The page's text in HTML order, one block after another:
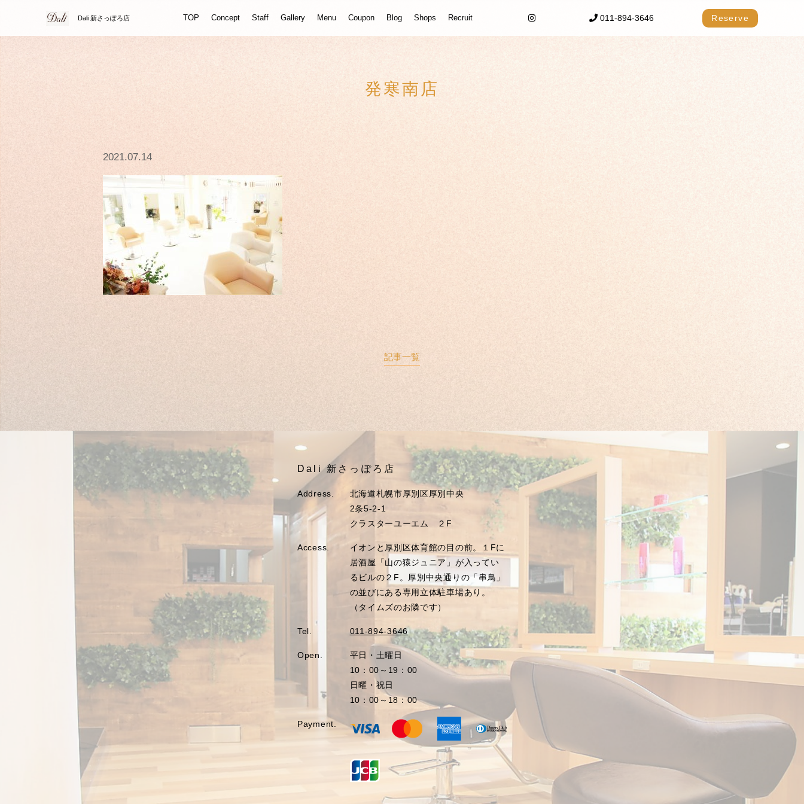
Dali 新さっぽろ店 TOP Concept Staff Gallery Menu Coupon Blog Shops Recruit 011-894-3646 Reserve
発寒南店
2021.07.14
記事一覧
Dali 新さっぽろ店
Address.
北海道札幌市厚別区厚別中央
2条5-2-1
クラスターユーエム ２F
Access.
イオンと厚別区体育館の目の前。１Fに
居酒屋「山の猿ジュニア」が入ってい
るビルの２F。厚別中央通りの「串鳥」
の並びにある専用立体駐車場あり。
（タイムズのお隣です）
Tel. 011-894-3646
Open.
平日・土曜日
10：00～19：00
日曜・祝日
10：00～18：00
Payment.